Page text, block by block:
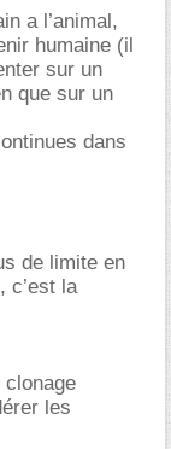
a l’animal,
humaine (il
sur un
que sur un
dans
de limite en
c’est la
clonage
les